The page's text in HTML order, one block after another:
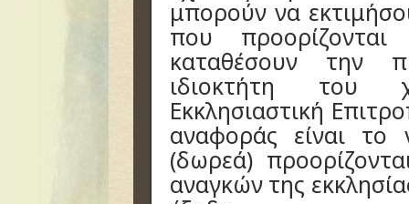
μπορούν να
που
καταθέσουν την
ιδιοκτήτη
Εκκλησιαστική
αναφοράς είναι το
(δωρεά)
αναγκών της